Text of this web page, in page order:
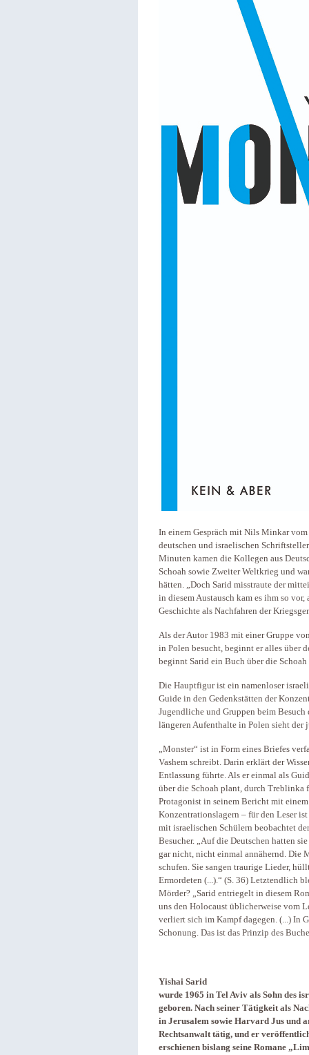
In einem Gespräch mit Nils Minkar
deutschen und israelischen
Minuten kamen die Kollegen aus
Schoah sowie Zweiter Weltkrieg und
hätten. „Doch Sarid misstraute der
in diesem Austausch kam es ihm so
Geschichte als Nachfahren der
Als der Autor 1983 mit einer Gruppe
in Polen besucht, beginnt er alles über
beginnt Sarid ein Buch über die
Die Hauptfigur ist ein namenloser
Guide in den Gedenkstätten der
Jugendliche und Gruppen beim
längeren Aufenthalte in Polen sieht der
„Monster“ ist in Form eines Briefes
Vashem schreibt. Darin erklärt der
Entlassung führte. Als er einmal als
über die Schoah plant, durch Treblinka
Protagonist in seinem Bericht mit
Konzentrationslagern – für den Leser
mit israelischen Schülern beobachtet
Besucher. „Auf die Deutschen hatten
gar nicht, nicht einmal annähernd. Die
schufen. Sie sangen traurige Lieder,
Ermordeten (...).“ (S. 36) Letztendlich
Mörder? „Sarid entriegelt in diesem
uns den Holocaust üblicherweise vom
verliert sich im Kampf dagegen. (...) In
Schonung. Das ist das Prinzip des
Yishai Sarid
wurde 1965 in Tel Aviv als Sohn des
geboren. Nach seiner Tätigkeit als
in Jerusalem sowie Harvard Jus und
Rechtsanwalt tätig, und er
erschienen bislang seine Romane